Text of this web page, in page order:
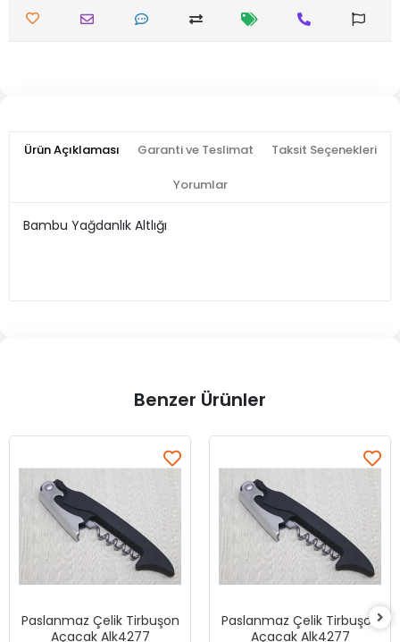
Ürün Açıklaması Garanti ve Teslimat Taksit Seçenekleri
Yorumlar
Bambu Yağdanlık Altlığı
Benzer Ürünler
Paslanmaz Çelik Tirbuşon
Açacak Alk4277
Paslanmaz Çelik Tirbuşon
Açacak Alk4277